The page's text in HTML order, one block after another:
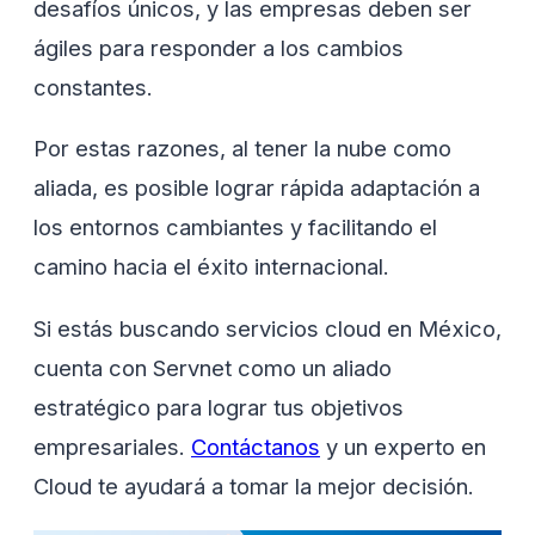
desafíos únicos, y las empresas deben ser
ágiles para responder a los cambios
constantes.
Por estas razones, al tener la nube como
aliada, es posible lograr rápida adaptación a
los entornos cambiantes y facilitando el
camino hacia el éxito internacional.
Si estás buscando servicios cloud en México,
cuenta con Servnet como un aliado
estratégico para lograr tus objetivos
empresariales. Contáctanos y un experto en
Cloud te ayudará a tomar la mejor decisión.